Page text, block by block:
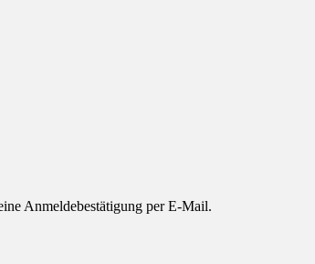
Anmeldebestätigung per E-Mail.